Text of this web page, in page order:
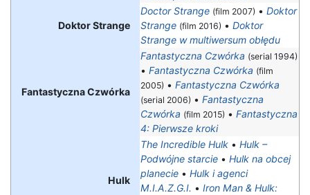
Doktor Strange
Doctor Strange (film 2007) • Doktor
Strange (film 2016) • Doktor
Strange w multiwersum obłędu
Fantastyczna Czwórka
Fantastyczna Czwórka (serial 1994)
• Fantastyczna Czwórka (film
2005) • Fantastyczna Czwórka
(serial 2006) • Fantastyczna
Czwórka (film 2015) • Fantastyczna
4: Pierwsze kroki
Hulk
The Incredible Hulk • Hulk –
Podwójne starcie • Hulk na obcej
planecie • Hulk i agenci
M.I.A.Z.G.I. • Iron Man & Hulk: